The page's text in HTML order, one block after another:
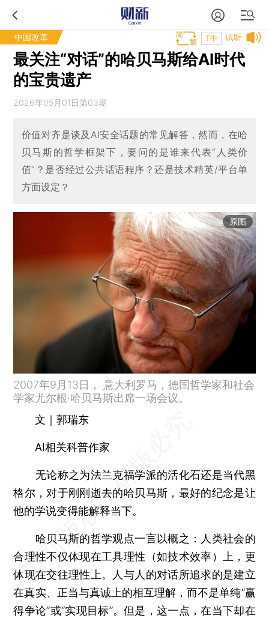
中国改革 试听
T中
最关注“对话”的哈贝马斯给AI时代
的宝贵遗产
2026年05月01日第03期
价值对齐是谈及AI安全话题的常见解答，然而，在哈
贝马斯的哲学框架下，要问的是谁来代表“人类价
值”？是否经过公共话语程序？还是技术精英/平台单
方面设定？
原图
2007年9月13日， 意大利罗马，德国哲学家和社会
学家尤尔根·哈贝马斯出席一场会议。
文｜郭瑞东
AI相关科普作家
无论称之为法兰克福学派的活化石还是当代黑
格尔，对于刚刚逝去的哈贝马斯，最好的纪念是让
他的学说变得能解释当下。
哈贝马斯的哲学观点一言以概之：人类社会的
合理性不仅体现在工具理性（如技术效率）上，更
体现在交往理性上。人与人的对话所追求的是建立
在真实、正当与真诚上的相互理解，而不是单纯“赢
得争论”或“实现目标”。但是，这一点，在当下却在